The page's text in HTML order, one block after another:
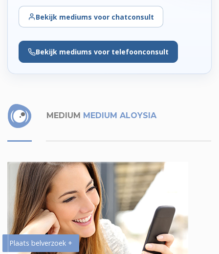
Bekijk mediums voor chatconsult
Bekijk mediums voor telefoonconsult
MEDIUM MEDIUM ALOYSIA
Plaats belverzoek +